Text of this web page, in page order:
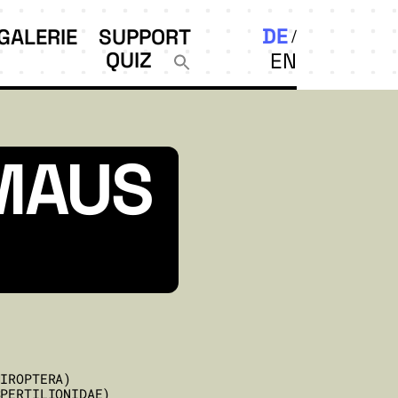
SUPPORT
QUIZ
DE
EN